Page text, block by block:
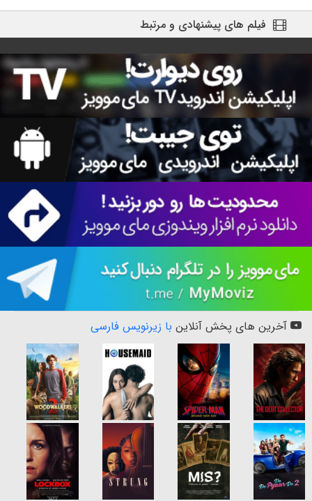
فیلم های پیشنهادی و مرتبط
آخرین های پخش آنلاین با زیرنویس فارسی